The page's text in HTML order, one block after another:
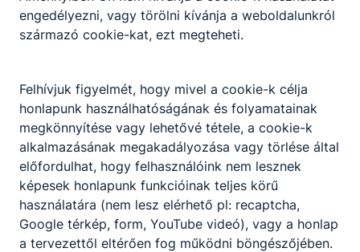
engedélyezni, vagy törölni kívánja a weboldalunkról
származó cookie-kat, ezt megteheti.
Felhívjuk figyelmét, hogy mivel a cookie-k célja
honlapunk használhatóságának és folyamatainak
megkönnyítése vagy lehetővé tétele, a cookie-k
alkalmazásának megakadályozása vagy törlése által
előfordulhat, hogy felhasználóink nem lesznek
képesek honlapunk funkcióinak teljes körű
használatára (nem lesz elérhető pl: recaptcha,
Google térkép, form, YouTube videó), vagy a honlap
a tervezettől eltérően fog működni böngészőjében.